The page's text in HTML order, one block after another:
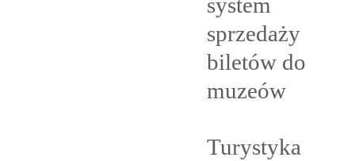
sprzedaży
biletów do
muzeów
Turystyka